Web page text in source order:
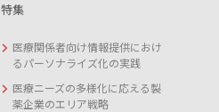
特集
医療関係者向け情報提供におけ
るパーソナライズ化の実践
医療ニーズの多様化に応える製
薬企業のエリア戦略